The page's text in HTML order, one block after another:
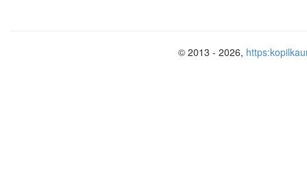
© 2013 - 2026,